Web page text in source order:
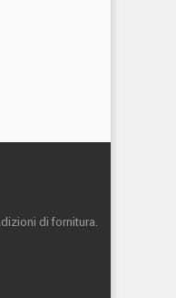
di fornitura.